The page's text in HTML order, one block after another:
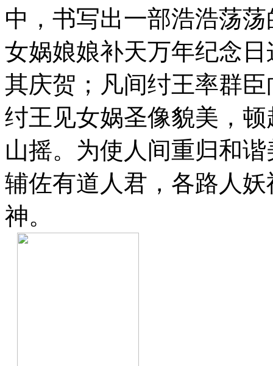
中，书写出一部浩浩荡
女娲娘娘补天万年纪念
其庆贺；凡间纣王率群
纣王见女娲圣像貌美，
山摇。为使人间重归和
辅佐有道人君，各路人
神。